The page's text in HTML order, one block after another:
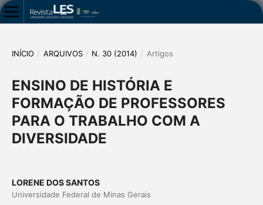
INÍCIO / ARQUIVOS / N. 30 (2014) / Artigos
ENSINO DE HISTÓRIA E
FORMAÇÃO DE PROFESSORES
PARA O TRABALHO COM A
DIVERSIDADE
LORENE DOS SANTOS
Universidade Federal de Minas Gerais